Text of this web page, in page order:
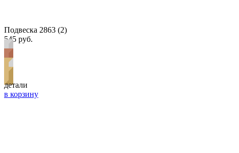
Подвеска 2863 (2)
545 руб.
детали
в корзину